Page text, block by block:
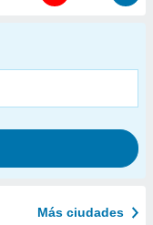
Más ciudades